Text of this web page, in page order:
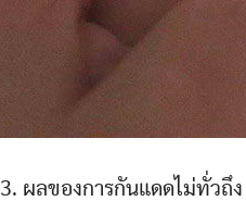
3. ผลของการกันแดดไม่ทั่วถึง